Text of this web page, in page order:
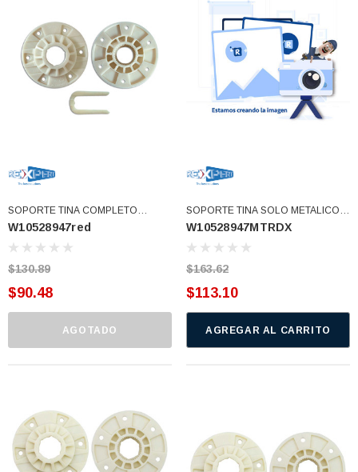
AGREGAR AL CARRITO
SOPORTE TINA COMPLETO
W10528947 (W10528947red)
W10528947red
$130.89
$90.48
AGOTADO
SOPORTE TINA SOLO METALICO
PARA BLOK CON TUERCA
W10528947VP (W10528947MTRDX)
W10528947MTRDX
$163.62
$113.10
AGREGAR AL CARRITO